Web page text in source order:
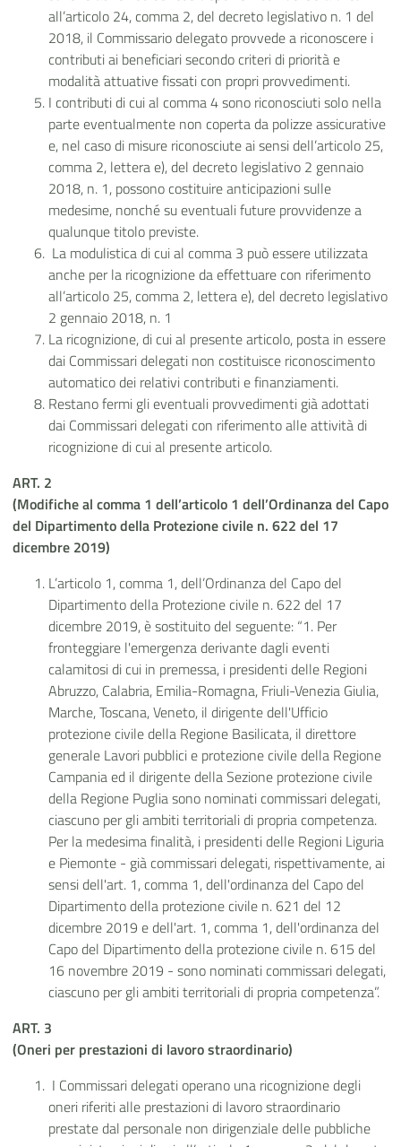
all’articolo 24, comma 2, del decreto legislativo n. 1 del
2018, il Commissario delegato provvede a riconoscere i
contributi ai beneficiari secondo criteri di priorità e
modalità attuative fissati con propri provvedimenti.
I contributi di cui al comma 4 sono riconosciuti solo nella
parte eventualmente non coperta da polizze assicurative
e, nel caso di misure riconosciute ai sensi dell’articolo 25,
comma 2, lettera e), del decreto legislativo 2 gennaio
2018, n. 1, possono costituire anticipazioni sulle
medesime, nonché su eventuali future provvidenze a
qualunque titolo previste.
La modulistica di cui al comma 3 può essere utilizzata
anche per la ricognizione da effettuare con riferimento
all’articolo 25, comma 2, lettera e), del decreto legislativo
2 gennaio 2018, n. 1
La ricognizione, di cui al presente articolo, posta in essere
dai Commissari delegati non costituisce riconoscimento
automatico dei relativi contributi e finanziamenti.
Restano fermi gli eventuali provvedimenti già adottati
dai Commissari delegati con riferimento alle attività di
ricognizione di cui al presente articolo.
ART. 2
(Modifiche al comma 1 dell’articolo 1 dell’Ordinanza del Capo
del Dipartimento della Protezione civile n. 622 del 17
dicembre 2019)
L’articolo 1, comma 1, dell’Ordinanza del Capo del
Dipartimento della Protezione civile n. 622 del 17
dicembre 2019, è sostituito del seguente: “1. Per
fronteggiare l'emergenza derivante dagli eventi
calamitosi di cui in premessa, i presidenti delle Regioni
Abruzzo, Calabria, Emilia-Romagna, Friuli-Venezia Giulia,
Marche, Toscana, Veneto, il dirigente dell'Ufficio
protezione civile della Regione Basilicata, il direttore
generale Lavori pubblici e protezione civile della Regione
Campania ed il dirigente della Sezione protezione civile
della Regione Puglia sono nominati commissari delegati,
ciascuno per gli ambiti territoriali di propria competenza.
Per la medesima finalità, i presidenti delle Regioni Liguria
e Piemonte - già commissari delegati, rispettivamente, ai
sensi dell'art. 1, comma 1, dell'ordinanza del Capo del
Dipartimento della protezione civile n. 621 del 12
dicembre 2019 e dell'art. 1, comma 1, dell'ordinanza del
Capo del Dipartimento della protezione civile n. 615 del
16 novembre 2019 - sono nominati commissari delegati,
ciascuno per gli ambiti territoriali di propria competenza”.
ART. 3
(Oneri per prestazioni di lavoro straordinario)
I Commissari delegati operano una ricognizione degli
oneri riferiti alle prestazioni di lavoro straordinario
prestate dal personale non dirigenziale delle pubbliche